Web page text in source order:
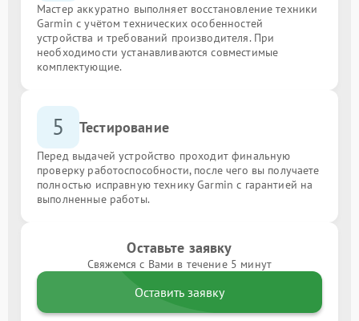
Мастер аккуратно выполняет восстановление техники
Garmin с учётом технических особенностей
устройства и требований производителя. При
необходимости устанавливаются совместимые
комплектующие.
5 Тестирование
Перед выдачей устройство проходит финальную
проверку работоспособности, после чего вы получаете
полностью исправную технику Garmin с гарантией на
выполненные работы.
Оставьте заявку
Свяжемся с Вами в течение 5 минут
Оставить заявку